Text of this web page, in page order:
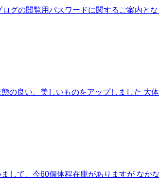
グの閲覧用パスワードに関するご案内と
の良い、美しいものをアップしました 大
して、今60個体程在庫がありますが なか